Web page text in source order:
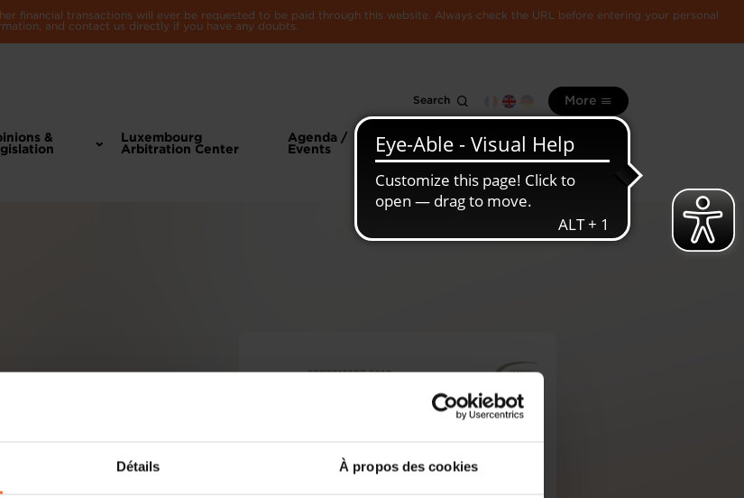
Détails À propos des cookies
financial transactions will ever be requested to be paid through this website. Always check the URL before entering your personal
and contact us directly if you have any doubts.
Search More
&
Luxembourg
Arbitration Center
Agenda /
Events
information
Luxembourg
economy